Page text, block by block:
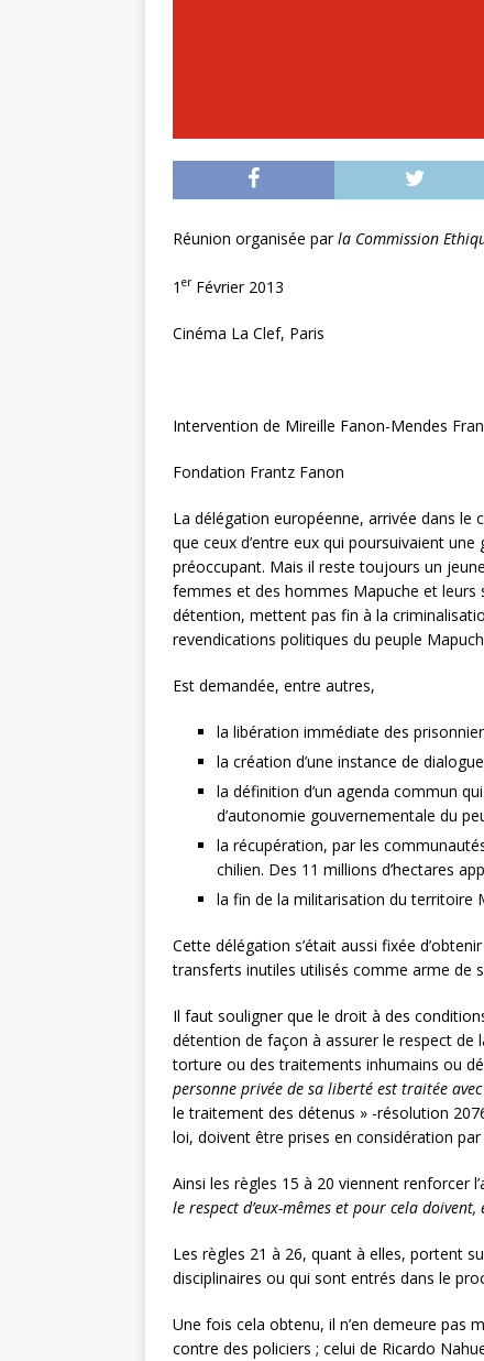
Réunion organisée parla Commission
1 erFévrier 2013
Cinéma La Clef, Paris
Intervention de Mireille Fanon-Mendes
Fondation Frantz Fanon
La délégation européenne, arrivée dans le
que ceux d’entre eux qui poursuivaient
préoccupant. Mais il reste toujours un
femmes et des hommes Mapuche et leurs
détention, mettent pas fin à la
revendications politiques du peuple
Est demandée, entre autres,
la libération immédiate des
la création d’une instance de
la définition d’un agenda commun
d’autonomie gouvernementale du
la récupération, par les
chilien. Des 11 millions d’hectares
la fin de la militarisation du territoire
Cette délégation s’était aussi fixée
transferts inutiles utilisés comme arme de
Il faut souligner que le droit à des
détention de façon à assurer le respect de
torture ou des traitements inhumains ou
personne privée de sa liberté est traitée
le traitement des détenus » -résolution
loi, doivent être prises en considération par
Ainsi les règles 15 à 20 viennent renforcer
le respect d’eux-mêmes et pour cela
Les règles 21 à 26, quant à elles, portent
disciplinaires ou qui sont entrés dans le
Une fois cela obtenu, il n’en demeure pas
contre des policiers ; celui de Ricardo